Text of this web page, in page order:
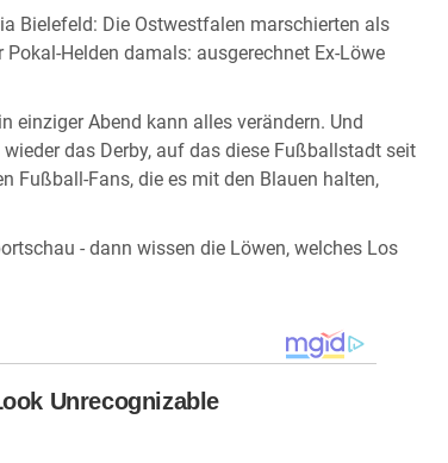
Bielefeld: Die Ostwestfalen marschierten als
Helden damals: ausgerechnet Ex-Löwe
einziger Abend kann alles verändern. Und
das Derby, auf das diese Fußballstadt seit
Fußball-Fans, die es mit den Blauen halten,
- dann wissen die Löwen, welches Los